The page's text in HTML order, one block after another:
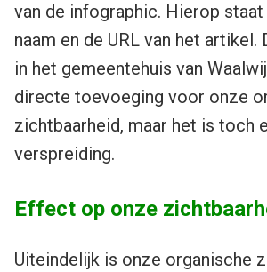
van de infographic. Hierop
naam en de URL van het artikel.
in het gemeentehuis van
directe toevoeging voor onze
zichtbaarheid, maar het is toch
verspreiding.
Effect op onze
Uiteindelijk is onze organische